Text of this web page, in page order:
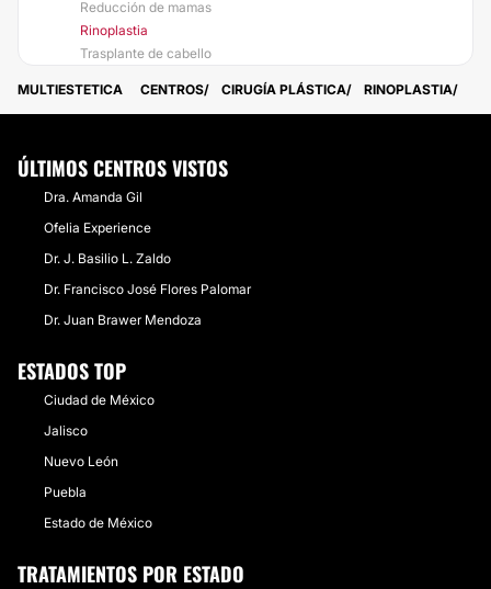
Reducción de mamas
Rinoplastia
Trasplante de cabello
MULTIESTETICA CENTROS CIRUGÍA PLÁSTICA RINOPLASTIA
ÚLTIMOS CENTROS VISTOS
Dra. Amanda Gil
Ofelia Experience
Dr. J. Basilio L. Zaldo
Dr. Francisco José Flores Palomar
Dr. Juan Brawer Mendoza
ESTADOS TOP
Ciudad de México
Jalisco
Nuevo León
Puebla
Estado de México
TRATAMIENTOS POR ESTADO